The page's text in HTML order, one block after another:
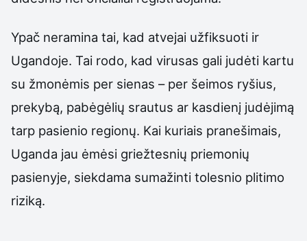
Ypač neramina tai, kad atvejai užfiksuoti ir
Ugandoje. Tai rodo, kad virusas gali judėti kartu
su žmonėmis per sienas – per šeimos ryšius,
prekybą, pabėgėlių srautus ar kasdienį judėjimą
tarp pasienio regionų. Kai kuriais pranešimais,
Uganda jau ėmėsi griežtesnių priemonių
pasienyje, siekdama sumažinti tolesnio plitimo
riziką.